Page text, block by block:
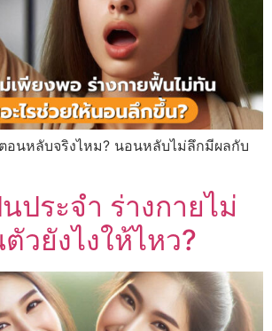
อนหลับจริงไหม? นอนหลับไม่ลึกมีผลกับ
ประจำ ร่างกายไม่
วยังไงให้ไหว?